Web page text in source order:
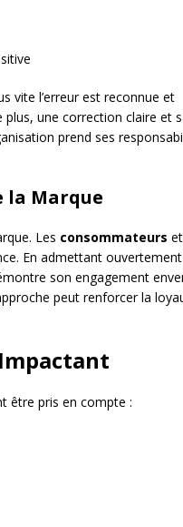
vite l’erreur est reconnue et
une correction claire et
prend ses
la Marque
Les consommateurs
En admettant
son engagement
peut renforcer la
être pris en compte :